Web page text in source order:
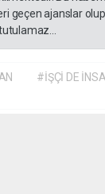
geçen ajanslar
#İŞÇİ DE